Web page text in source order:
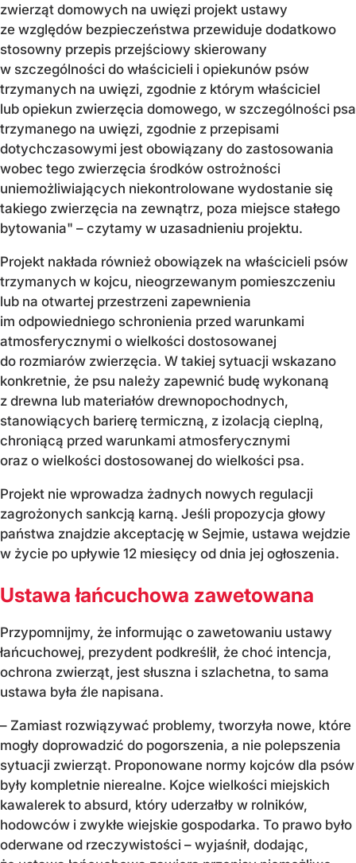
zwierząt domowych na uwięzi projekt ustawy
ze względów bezpieczeństwa przewiduje dodatkowo
stosowny przepis przejściowy skierowany
w szczególności do właścicieli i opiekunów psów
trzymanych na uwięzi, zgodnie z którym właściciel
lub opiekun zwierzęcia domowego, w szczególności psa
trzymanego na uwięzi, zgodnie z przepisami
dotychczasowymi jest obowiązany do zastosowania
wobec tego zwierzęcia środków ostrożności
uniemożliwiających niekontrolowane wydostanie się
takiego zwierzęcia na zewnątrz, poza miejsce stałego
bytowania" – czytamy w uzasadnieniu projektu.
Projekt nakłada również obowiązek na właścicieli psów
trzymanych w kojcu, nieogrzewanym pomieszczeniu
lub na otwartej przestrzeni zapewnienia
im odpowiedniego schronienia przed warunkami
atmosferycznymi o wielkości dostosowanej
do rozmiarów zwierzęcia. W takiej sytuacji wskazano
konkretnie, że psu należy zapewnić budę wykonaną
z drewna lub materiałów drewnopochodnych,
stanowiących barierę termiczną, z izolacją cieplną,
chroniącą przed warunkami atmosferycznymi
oraz o wielkości dostosowanej do wielkości psa.
Projekt nie wprowadza żadnych nowych regulacji
zagrożonych sankcją karną. Jeśli propozycja głowy
państwa znajdzie akceptację w Sejmie, ustawa wejdzie
w życie po upływie 12 miesięcy od dnia jej ogłoszenia.
Ustawa łańcuchowa zawetowana
Przypomnijmy, że informując o zawetowaniu ustawy
łańcuchowej, prezydent podkreślił, że choć intencja,
ochrona zwierząt, jest słuszna i szlachetna, to sama
ustawa była źle napisana.
– Zamiast rozwiązywać problemy, tworzyła nowe, które
mogły doprowadzić do pogorszenia, a nie polepszenia
sytuacji zwierząt. Proponowane normy kojców dla psów
były kompletnie nierealne. Kojce wielkości miejskich
kawalerek to absurd, który uderzałby w rolników,
hodowców i zwykłe wiejskie gospodarka. To prawo było
oderwane od rzeczywistości – wyjaśnił, dodając,